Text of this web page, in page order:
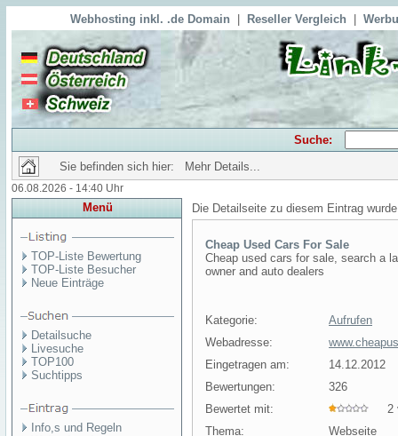
Webhosting inkl. .de Domain Reseller Vergleich
Suche:
Sie befinden sich hier: Mehr Details...
06.08.2026 - 14:40 Uhr
Menü
TOP-Liste Bewertung
TOP-Liste Besucher
Neue Einträge
Detailsuche
Livesuche
TOP100
Suchtipps
Info,s und Regeln
Die Detailseite zu diesem Eintrag
Cheap Used Cars For Sale
Cheap used cars for sale, search a
owner and auto dealers
Kategorie:
Aufrufen
Webadresse:
Eingetragen am:
14.12.2012
Bewertungen:
326
Bewertet mit:
2
Thema:
Webseite